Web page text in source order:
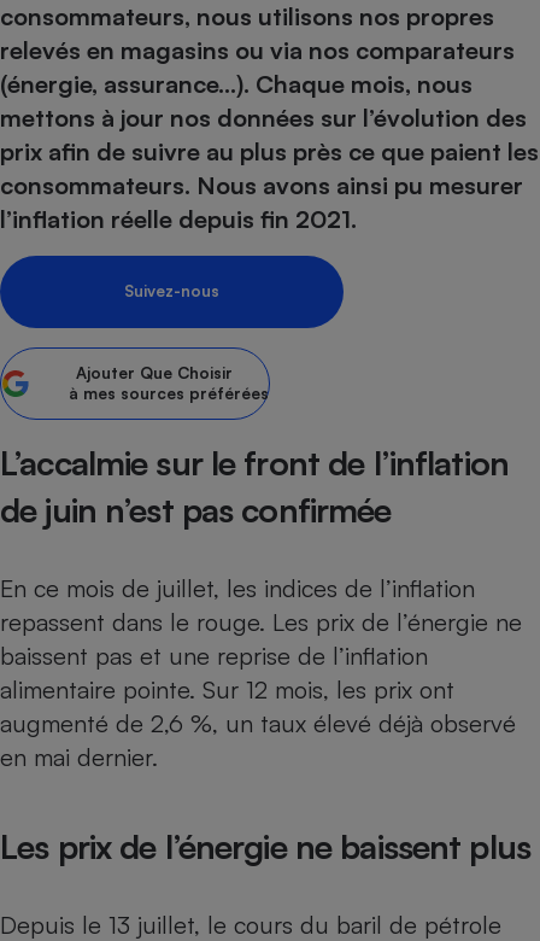
consommateurs, nous utilisons nos propres
relevés en magasins ou via nos comparateurs
(énergie, assurance…). Chaque mois, nous
mettons à jour nos données sur l’évolution des
prix afin de suivre au plus près ce que paient les
consommateurs. Nous avons ainsi pu mesurer
l’inflation réelle depuis fin 2021.
Suivez-nous
Ajouter Que Choisir
à mes sources préférées
L’accalmie sur le front de l’inflation
de juin n’est pas confirmée
En ce mois de juillet, les indices de l’inflation
repassent dans le rouge. Les prix de l’énergie ne
baissent pas et une reprise de l’inflation
alimentaire pointe. Sur 12 mois, les prix ont
augmenté de 2,6 %, un taux élevé déjà observé
en mai dernier.
Les prix de l’énergie ne baissent plus
Depuis le 13 juillet, le cours du baril de pétrole
Complément
alimentaire
Assurance emprunteur
Petit électroménager -
Plaque de cuisson à
induction
Climatiseur -
Smartphone
Radiateur électrique
Climatiseur -
Ventilateur
Mutuelle